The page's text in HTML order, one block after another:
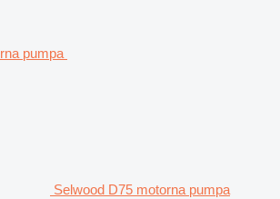
Selwood D75 motorna pumpa